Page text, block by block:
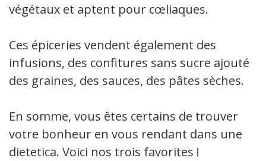
végétaux et aptent pour cœliaques.
Ces épiceries vendent également des
infusions, des confitures sans sucre ajouté,
des graines, des sauces, des pâtes sèches. ​
​En somme, vous êtes certains de trouver
votre bonheur en vous rendant dans une
dietetica. Voici nos trois favorites !​